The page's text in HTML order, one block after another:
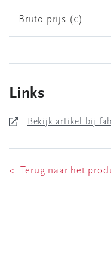
Bruto prijs (€)
Links
Bekijk artikel bij
< Terug naar het